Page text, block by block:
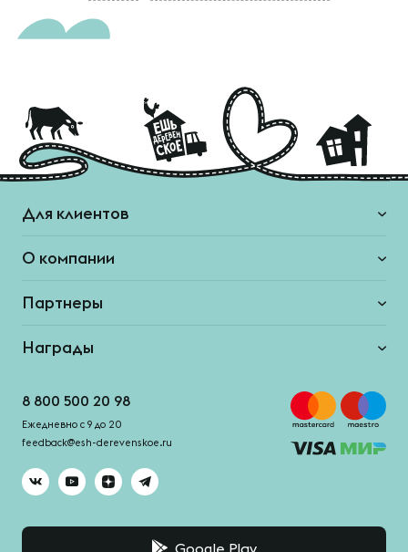
Для клиентов
О компании
Партнеры
Награды
8 800 500 20 98
Ежедневно с 9 до 20
feedback@esh-derevenskoe.ru
Google Play